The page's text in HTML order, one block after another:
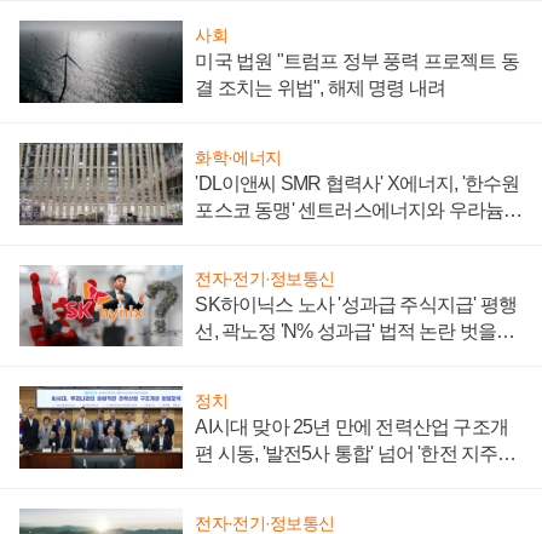
사회
미국 법원 "트럼프 정부 풍력 프로젝트 동
결 조치는 위법", 해제 명령 내려
화학·에너지
'DL이앤씨 SMR 협력사' X에너지, '한수원
포스코 동맹' 센트러스에너지와 우라늄
전자·전기·정보통신
SK하이닉스 노사 '성과급 주식지급' 평행
선, 곽노정 'N% 성과급' 법적 논란 벗을지
정치
AI시대 맞아 25년 만에 전력산업 구조개
편 시동, '발전5사 통합' 넘어 '한전 지주사'
전자·전기·정보통신